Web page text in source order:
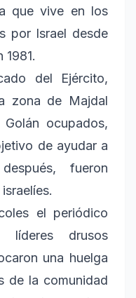
que vive en los
por Israel desde
1981.
del Ejército,
zona de Majdal
ocupados,
de ayudar a
fueron
el periódico
drusos
una huelga
de la comunidad